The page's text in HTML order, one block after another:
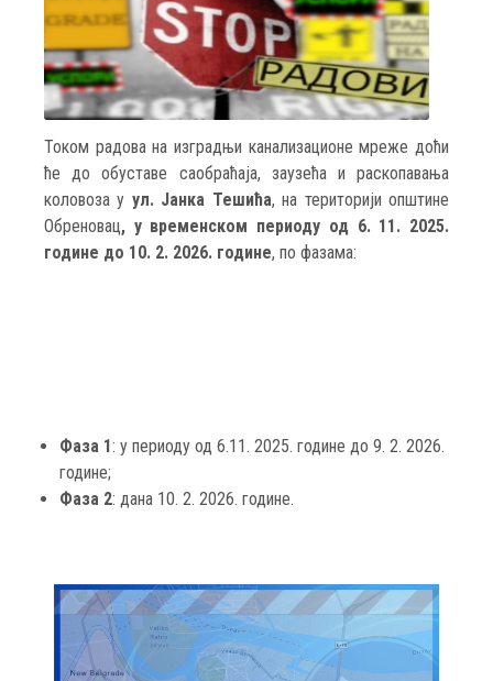
Током радова на изградњи канализационе мреже доћи
ће до обуставе саобраћаја, заузећа и раскопавања
коловоза у ул. Јанка Тешића, на територији општине
Обреновац, у временском периоду од 6. 11. 2025.
године до 10. 2. 2026. године, по фазама:
Фаза 1: у периоду од 6.11. 2025. године до 9. 2. 2026.
године;
Фаза 2: дана 10. 2. 2026. године.